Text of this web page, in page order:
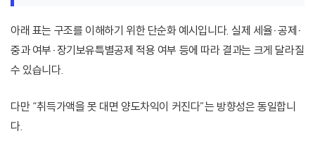
아래 표는 구조를 이해하기 위한 단순화 예시입니다. 실제 세율·공제·
중과 여부·장기보유특별공제 적용 여부 등에 따라 결과는 크게 달라질
수 있습니다.
다만 “취득가액을 못 대면 양도차익이 커진다”는 방향성은 동일합니
다.